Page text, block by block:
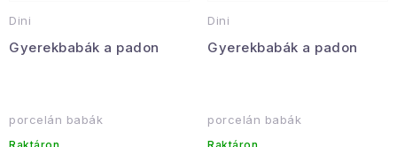
Dini
Gyerekbabák a padon
porcelán babák
Dini
Gyerekbabák a padon
porcelán babák